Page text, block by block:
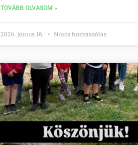
TOVÁBB OLVASOM »
2026. június 16. Nincs hozzászólás